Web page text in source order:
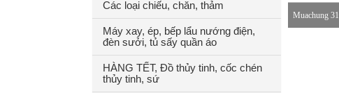
Các loại chiếu, chăn, thảm
Máy xay, ép, bếp lẩu nướng điện,
đèn sưởi, tủ sấy quần áo
HÀNG TẾT, Đồ thủy tinh, cốc chén
thủy tinh, sứ
Muachung